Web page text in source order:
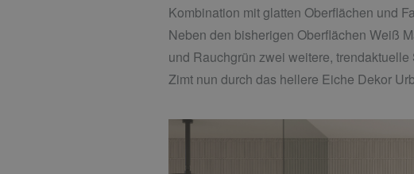
Kombination mit glatten Oberflächen und
Neben den bisherigen Oberflächen Weiß
und Rauchgrün zwei weitere,
Zimt nun durch das hellere Eiche Dekor